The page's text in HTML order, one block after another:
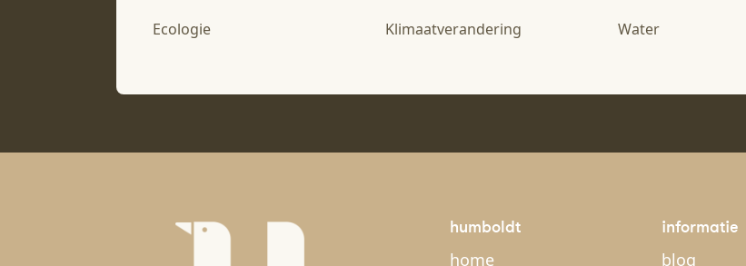
Ecologie
Klimaatverandering
Water
humboldt
home
informatie
blog